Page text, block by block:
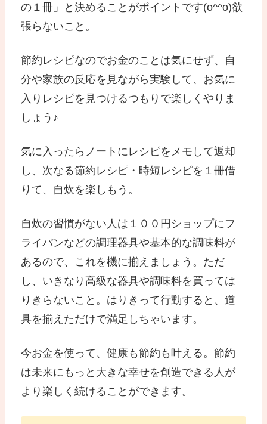
の１冊」と決めることがポイントです(o^^o)欲
張らないこと。
節約レシピなのでお金のことは気にせず、自
分や家族の反応を見ながら実験して、お気に
入りレシピを見つけるつもりで楽しくやりま
しょう♪
気に入ったらノートにレシピをメモして返却
し、次なる節約レシピ・時短レシピを１冊借
りて、自炊を楽しもう。
自炊の習慣がない人は１００円ショップにフ
ライパンなどの調理器具や基本的な調味料が
あるので、これを機に揃えましょう。ただ
し、いきなり高級な器具や調味料を買っては
りきらないこと。はりきって行動すると、道
具を揃えただけで満足しちゃいます。
今お金を使って、健康も節約も叶える。節約
は未来にもっと大きな幸せを創造できる人が
より楽しく続けることができます。